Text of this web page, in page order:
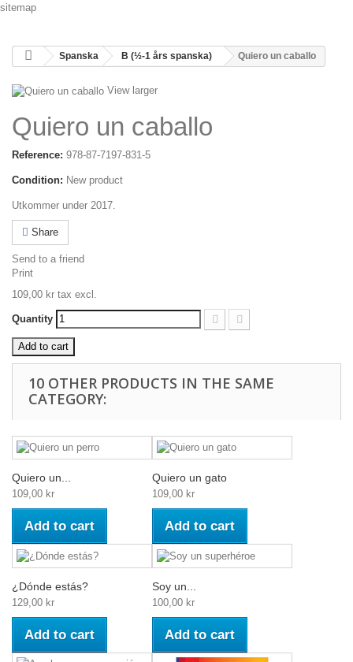
sitemap
Spanska B (½-1 års spanska) Quiero un caballo
View larger
Quiero un caballo
Reference: 978-87-7197-831-5
Condition: New product
Utkommer under 2017.
Share
Send to a friend
Print
109,00 kr tax excl.
Quantity
Add to cart
10 OTHER PRODUCTS IN THE SAME
CATEGORY:
Quiero un...
109,00 kr
Add to cart
Quiero un gato
109,00 kr
Add to cart
¿Dónde estás?
129,00 kr
Add to cart
Soy un...
100,00 kr
Add to cart